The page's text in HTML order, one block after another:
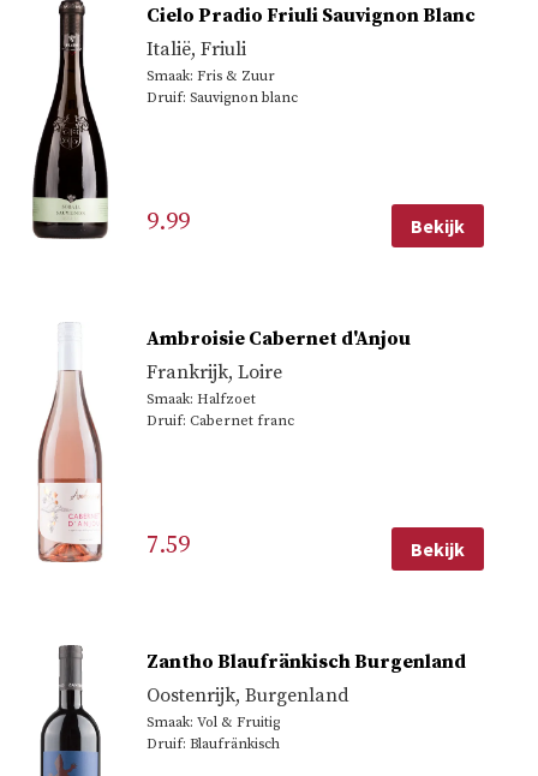
Cielo Pradio Friuli Sauvignon Blanc
Italië, Friuli
Smaak: Fris & Zuur
Druif: Sauvignon blanc
9.99 Bekijk
Ambroisie Cabernet d'Anjou
Frankrijk, Loire
Smaak: Halfzoet
Druif: Cabernet franc
7.59 Bekijk
Zantho Blaufränkisch Burgenland
Oostenrijk, Burgenland
Smaak: Vol & Fruitig
Druif: Blaufränkisch